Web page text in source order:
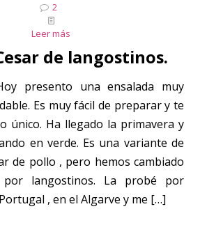
2
Leer más
de langostinos.
presento una ensalada muy
Es muy fácil de preparar y te
único. Ha llegado la primavera y
en verde. Es una variante de
de pollo , pero hemos cambiado
langostinos. La probé por
, en el Algarve y me […]